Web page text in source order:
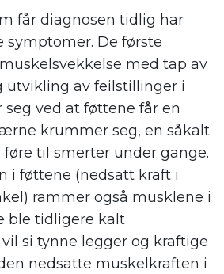
får diagnosen tidlig har
symptomer. De første
med tap av
utvikling av feilstillinger i
seg ved at føttene får en
krummer seg, en såkalt
til smerter under gange.
i føttene (nedsatt kraft i
rammer også musklene i
ble tidligere kalt
si tynne legger og kraftige
nedsatte muskelkraften i